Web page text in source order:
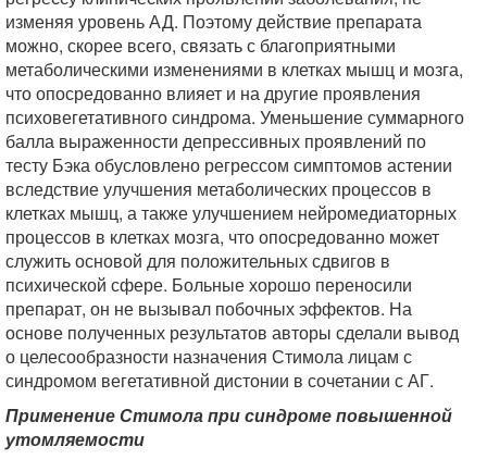
изменяя уровень АД. Поэтому действие препарата
можно, скорее всего, связать с благоприятными
метаболическими изменениями в клетках мышц и мозга,
что опосредованно влияет и на другие проявления
психовегетативного синдрома. Уменьшение суммарного
балла выраженности депрессивных проявлений по
тесту Бэка обусловлено регрессом симптомов астении
вследствие улучшения метаболических процессов в
клетках мышц, а также улучшением нейромедиаторных
процессов в клетках мозга, что опосредованно может
служить основой для положительных сдвигов в
психической сфере. Больные хорошо переносили
препарат, он не вызывал побочных эффектов. На
основе полученных результатов авторы сделали вывод
о целесообразности назначения Стимола лицам с
синдромом вегетативной дистонии в сочетании с АГ.
Применение Стимола при синдроме повышенной
утомляемости